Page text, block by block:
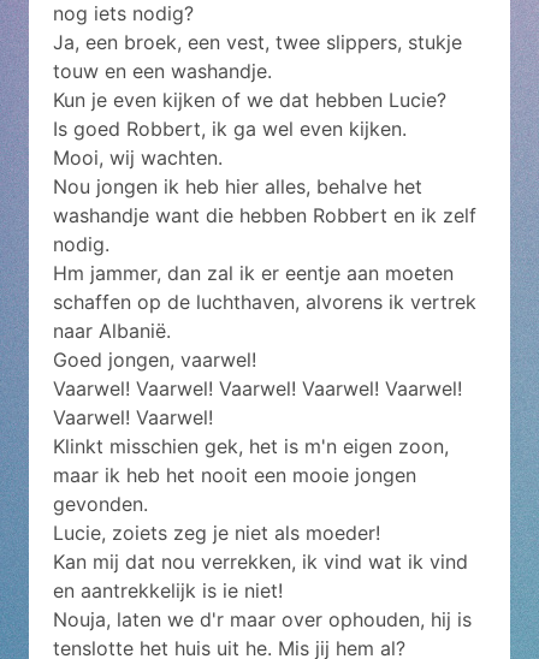
nog iets nodig?
Ja, een broek, een vest, twee slippers, stukje
touw en een washandje.
Kun je even kijken of we dat hebben Lucie?
Is goed Robbert, ik ga wel even kijken.
Mooi, wij wachten.
Nou jongen ik heb hier alles, behalve het
washandje want die hebben Robbert en ik zelf
nodig.
Hm jammer, dan zal ik er eentje aan moeten
schaffen op de luchthaven, alvorens ik vertrek
naar Albanië.
Goed jongen, vaarwel!
Vaarwel! Vaarwel! Vaarwel! Vaarwel! Vaarwel!
Vaarwel! Vaarwel!
Klinkt misschien gek, het is m'n eigen zoon,
maar ik heb het nooit een mooie jongen
gevonden.
Lucie, zoiets zeg je niet als moeder!
Kan mij dat nou verrekken, ik vind wat ik vind
en aantrekkelijk is ie niet!
Nouja, laten we d'r maar over ophouden, hij is
tenslotte het huis uit he. Mis jij hem al?